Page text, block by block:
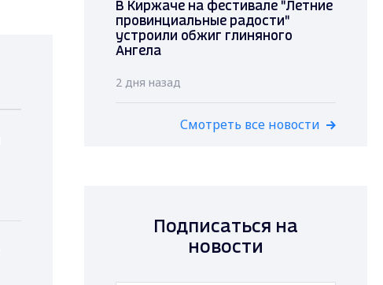
В Киржаче на фестивале "Летние
провинциальные радости"
устроили обжиг глиняного
Ангела
2 дня назад
Смотреть все новости
Подписаться на
новости